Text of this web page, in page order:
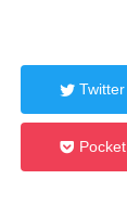
Twitter
Pocket